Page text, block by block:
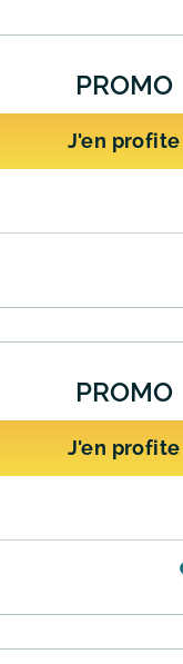
PROMO
J'en profite
de profiter
PROMO
J'en profite
allant jusqu'à -35%